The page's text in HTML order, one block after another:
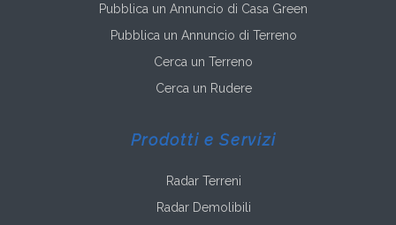
Pubblica un Annuncio di Casa Green
Pubblica un Annuncio di Terreno
Cerca un Terreno
Cerca un Rudere
Prodotti e Servizi
Radar Terreni
Radar Demolibili